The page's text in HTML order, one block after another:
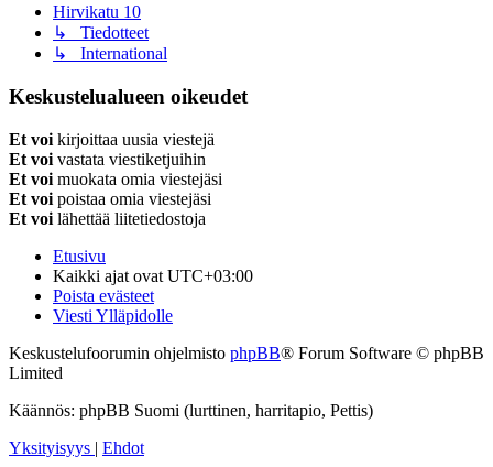
Hirvikatu 10
↳ Tiedotteet
↳ International
Keskustelualueen oikeudet
Et voi kirjoittaa uusia viestejä
Et voi vastata viestiketjuihin
Et voi muokata omia viestejäsi
Et voi poistaa omia viestejäsi
Et voi lähettää liitetiedostoja
Etusivu
Kaikki ajat ovat UTC+03:00
Poista evästeet
Viesti Ylläpidolle
Keskustelufoorumin ohjelmisto phpBB® Forum Software © phpBB
Limited
Käännös: phpBB Suomi (lurttinen, harritapio, Pettis)
Yksityisyys | Ehdot